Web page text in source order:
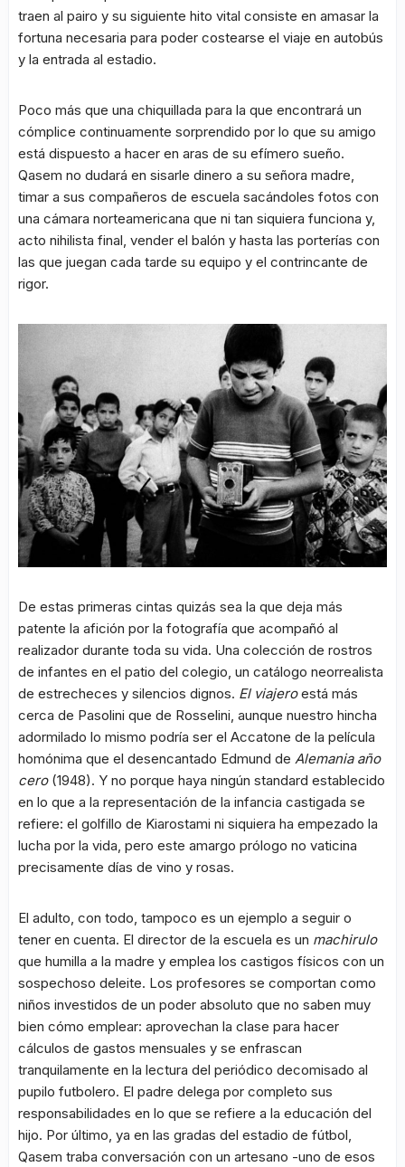
traen al pairo y su siguiente hito vital consiste en amasar la
fortuna necesaria para poder costearse el viaje en autobús
y la entrada al estadio.
Poco más que una chiquillada para la que encontrará un
cómplice continuamente sorprendido por lo que su amigo
está dispuesto a hacer en aras de su efímero sueño.
Qasem no dudará en sisarle dinero a su señora madre,
timar a sus compañeros de escuela sacándoles fotos con
una cámara norteamericana que ni tan siquiera funciona y,
acto nihilista final, vender el balón y hasta las porterías con
las que juegan cada tarde su equipo y el contrincante de
rigor.
De estas primeras cintas quizás sea la que deja más
patente la afición por la fotografía que acompañó al
realizador durante toda su vida. Una colección de rostros
de infantes en el patio del colegio, un catálogo neorrealista
de estrecheces y silencios dignos. El viajeroestá más
cerca de Pasolini que de Rosselini, aunque nuestro hincha
adormilado lo mismo podría ser el Accatone de la película
homónima que el desencantado Edmund de Alemania año
cero(1948). Y no porque haya ningún standard establecido
en lo que a la representación de la infancia castigada se
refiere: el golfillo de Kiarostami ni siquiera ha empezado la
lucha por la vida, pero este amargo prólogo no vaticina
precisamente días de vino y rosas.
El adulto, con todo, tampoco es un ejemplo a seguir o
tener en cuenta. El director de la escuela es un machirulo
que humilla a la madre y emplea los castigos físicos con un
sospechoso deleite. Los profesores se comportan como
niños investidos de un poder absoluto que no saben muy
bien cómo emplear: aprovechan la clase para hacer
cálculos de gastos mensuales y se enfrascan
tranquilamente en la lectura del periódico decomisado al
pupilo futbolero. El padre delega por completo sus
responsabilidades en lo que se refiere a la educación del
hijo. Por último, ya en las gradas del estadio de fútbol,
Qasem traba conversación con un artesano -uno de esos